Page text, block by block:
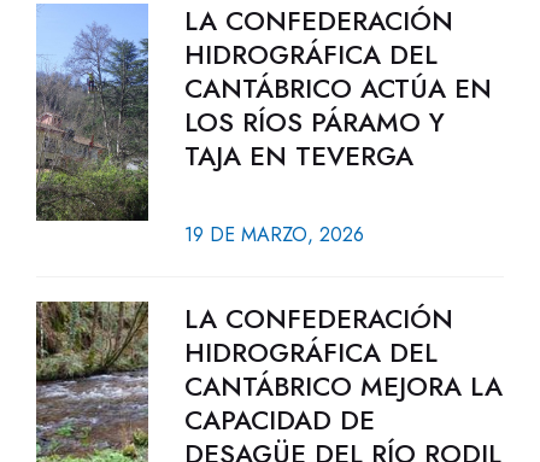
LA CONFEDERACIÓN
HIDROGRÁFICA DEL
CANTÁBRICO ACTÚA EN
LOS RÍOS PÁRAMO Y
TAJA EN TEVERGA
19 DE MARZO, 2026
LA CONFEDERACIÓN
HIDROGRÁFICA DEL
CANTÁBRICO MEJORA LA
CAPACIDAD DE
DESAGÜE DEL RÍO RODIL